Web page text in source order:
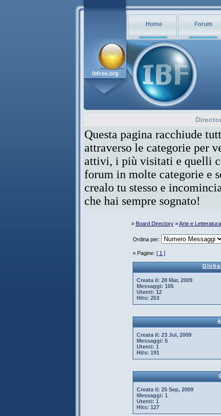
Home Forum
Questa pagina racchiude
attraverso le categorie per
attivi, i più visitati e quelli
forum in molte categorie e
crealo tu stesso e
che hai sempre sognato!
» Board Directory»Arte e Letteratura
Ordina per:
» Pagine: [ 1 ]
Creata il: 28 Mar, 2009
Messaggi: 105
Utenti: 12
Hits: 253
Creata il: 23 Jul, 2009
Messaggi: 5
Utenti: 1
Hits: 191
Creata il: 25 Sep, 2009
Messaggi: 1
Utenti: 1
Hits: 127